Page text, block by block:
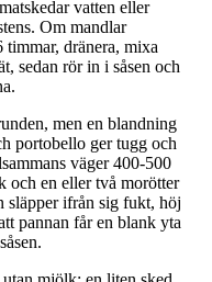
vatten eller
Om mandlar
dränera, mixa
sedan rör in i såsen och
men en blandning
portobello ger tugg och
väger 400-500
och en eller två morötter
släpper ifrån sig fukt, höj
pannan får en blank yta